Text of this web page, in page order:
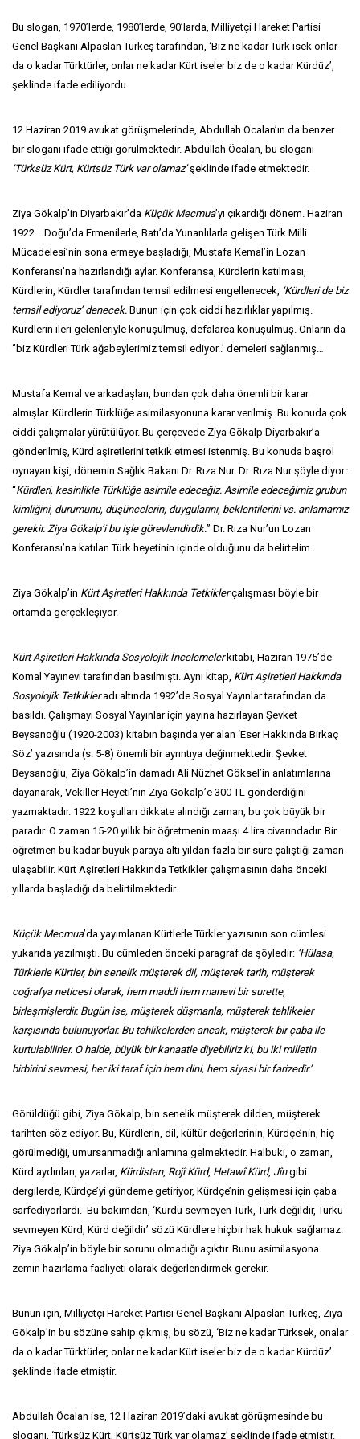
Bu slogan, 1970’lerde, 1980’lerde, 90’larda, Milliyetçi Hareket Partisi
Genel Başkanı Alpaslan Türkeş tarafından, ‘Biz ne kadar Türk isek onlar
da o kadar Türktürler, onlar ne kadar Kürt iseler biz de o kadar Kürdüz’,
şeklinde ifade ediliyordu.
12 Haziran 2019 avukat görüşmelerinde, Abdullah Öcalan’ın da benzer
bir sloganı ifade ettiği görülmektedir. Abdullah Öcalan, bu sloganı
‘Türksüz Kürt, Kürtsüz Türk var olamaz’şeklinde ifade etmektedir.
Ziya Gökalp’in Diyarbakır’da Küçük Mecmua’yı çıkardığı dönem. Haziran
1922… Doğu’da Ermenilerle, Batı’da Yunanlılarla gelişen Türk Milli
Mücadelesi’nin sona ermeye başladığı, Mustafa Kemal’in Lozan
Konferansı’na hazırlandığı aylar. Konferansa, Kürdlerin katılması,
Kürdlerin, Kürdler tarafından temsil edilmesi engellenecek, ‘Kürdleri de biz
temsil ediyoruz’ denecek. Bunun için çok ciddi hazırlıklar yapılmış.
Kürdlerin ileri gelenleriyle konuşulmuş, defalarca konuşulmuş. Onların da
‘’biz Kürdleri Türk ağabeylerimiz temsil ediyor..’ demeleri sağlanmış…
Mustafa Kemal ve arkadaşları, bundan çok daha önemli bir karar
almışlar. Kürdlerin Türklüğe asimilasyonuna karar verilmiş. Bu konuda çok
ciddi çalışmalar yürütülüyor. Bu çerçevede Ziya Gökalp Diyarbakır’a
gönderilmiş, Kürd aşiretlerini tetkik etmesi istenmiş. Bu konuda başrol
oynayan kişi, dönemin Sağlık Bakanı Dr. Rıza Nur. Dr. Rıza Nur şöyle diyor:
“Kürdleri, kesinlikle Türklüğe asimile edeceğiz. Asimile edeceğimiz grubun
kimliğini, durumunu, düşüncelerin, duygularını, beklentilerini vs. anlamamız
gerekir. Ziya Gökalp’i bu işle görevlendirdik.” Dr. Rıza Nur’un Lozan
Konferansı’na katılan Türk heyetinin içinde olduğunu da belirtelim.
Ziya Gökalp’in Kürt Aşiretleri Hakkında Tetkiklerçalışması böyle bir
ortamda gerçekleşiyor.
Kürt Aşiretleri Hakkında Sosyolojik İncelemelerkitabı, Haziran 1975’de
Komal Yayınevi tarafından basılmıştı. Aynı kitap, Kürt Aşiretleri Hakkında
Sosyolojik Tetkikleradı altında 1992’de Sosyal Yayınlar tarafından da
basıldı. Çalışmayı Sosyal Yayınlar için yayına hazırlayan Şevket
Beysanoğlu (1920-2003) kitabın başında yer alan ‘Eser Hakkında Birkaç
Söz’ yazısında (s. 5-8) önemli bir ayrıntıya değinmektedir. Şevket
Beysanoğlu, Ziya Gökalp’in damadı Ali Nüzhet Göksel’in anlatımlarına
dayanarak, Vekiller Heyeti’nin Ziya Gökalp’e 300 TL gönderdiğini
yazmaktadır. 1922 koşulları dikkate alındığı zaman, bu çok büyük bir
paradır. O zaman 15-20 yıllık bir öğretmenin maaşı 4 lira civarındadır. Bir
öğretmen bu kadar büyük paraya altı yıldan fazla bir süre çalıştığı zaman
ulaşabilir. Kürt Aşiretleri Hakkında Tetkikler çalışmasının daha önceki
yıllarda başladığı da belirtilmektedir.
Küçük Mecmua’da yayımlanan Kürtlerle Türkler yazısının son cümlesi
yukarıda yazılmıştı. Bu cümleden önceki paragraf da şöyledir: ‘Hülasa,
Türklerle Kürtler, bin senelik müşterek dil, müşterek tarih, müşterek
coğrafya neticesi olarak, hem maddi hem manevi bir surette,
birleşmişlerdir. Bugün ise, müşterek düşmanla, müşterek tehlikeler
karşısında bulunuyorlar. Bu tehlikelerden ancak, müşterek bir çaba ile
kurtulabilirler. O halde, büyük bir kanaatle diyebiliriz ki, bu iki milletin
birbirini sevmesi, her iki taraf için hem dini, hem siyasi bir farizedir.’
Görüldüğü gibi, Ziya Gökalp, bin senelik müşterek dilden, müşterek
tarihten söz ediyor. Bu, Kürdlerin, dil, kültür değerlerinin, Kürdçe’nin, hiç
görülmediği, umursanmadığı anlamına gelmektedir. Halbuki, o zaman,
Kürd aydınları, yazarlar, Kürdistan, Rojî Kürd, Hetawî Kürd, Jîngibi
dergilerde, Kürdçe’yi gündeme getiriyor, Kürdçe’nin gelişmesi için çaba
sarfediyorlardı. Bu bakımdan, ‘Kürdü sevmeyen Türk, Türk değildir, Türkü
sevmeyen Kürd, Kürd değildir’ sözü Kürdlere hiçbir hak hukuk sağlamaz.
Ziya Gökalp’in böyle bir sorunu olmadığı açıktır. Bunu asimilasyona
zemin hazırlama faaliyeti olarak değerlendirmek gerekir.
Bunun için, Milliyetçi Hareket Partisi Genel Başkanı Alpaslan Türkeş, Ziya
Gökalp’in bu sözüne sahip çıkmış, bu sözü, ‘Biz ne kadar Türksek, onalar
da o kadar Türktürler, onlar ne kadar Kürt iseler biz de o kadar Kürdüz’
şeklinde ifade etmiştir.
Abdullah Öcalan ise, 12 Haziran 2019’daki avukat görüşmesinde bu
sloganı, ‘Türksüz Kürt, Kürtsüz Türk var olamaz’ şeklinde ifade etmiştir.